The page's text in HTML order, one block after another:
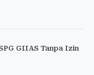
GIIAS Tanpa Izin